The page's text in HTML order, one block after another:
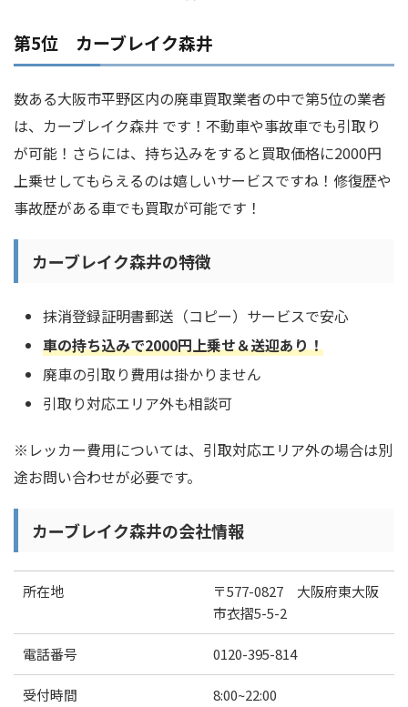
第5位 カーブレイク森井
数ある大阪市平野区内の廃車買取業者の中で第5位の業者
は、カーブレイク森井 です！不動車や事故車でも引取り
が可能！さらには、持ち込みをすると買取価格に2000円
上乗せしてもらえるのは嬉しいサービスですね！修復歴や
事故歴がある車でも買取が可能です！
カーブレイク森井の特徴
抹消登録証明書郵送（コピー）サービスで安心
車の持ち込みで2000円上乗せ＆送迎あり！
廃車の引取り費用は掛かりません
引取り対応エリア外も相談可
※レッカー費用については、引取対応エリア外の場合は別
途お問い合わせが必要です。
カーブレイク森井の会社情報
所在地
〒577-0827 大阪府東大阪
市衣摺5-5-2
電話番号 0120-395-814
受付時間 8:00~22:00